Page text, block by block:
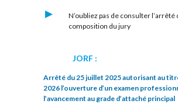
N’oubliez pas de consulter l’arrêté
composition du jury
JORF :
Arrêté du 25 juillet 2025 autorisant au
2026 l’ouverture d’un examen
l’avancement au grade d’attaché principal